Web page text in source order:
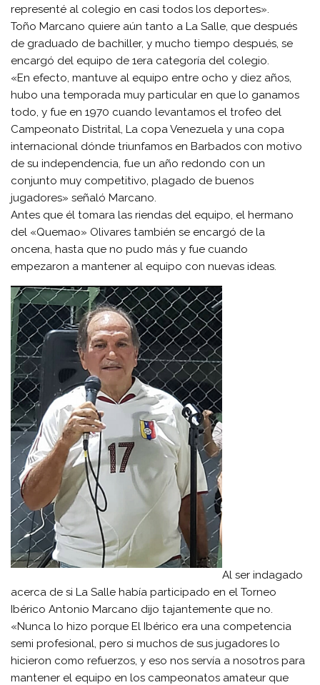
representé al colegio en casi todos los deportes».
Toño Marcano quiere aún tanto a La Salle, que después
de graduado de bachiller, y mucho tiempo después, se
encargó del equipo de 1era categoría del colegio.
«En efecto, mantuve al equipo entre ocho y diez años,
hubo una temporada muy particular en que lo ganamos
todo, y fue en 1970 cuando levantamos el trofeo del
Campeonato Distrital, La copa Venezuela y una copa
internacional dónde triunfamos en Barbados con motivo
de su independencia, fue un año redondo con un
conjunto muy competitivo, plagado de buenos
jugadores» señaló Marcano.
Antes que él tomara las riendas del equipo, el hermano
del «Quemao» Olivares también se encargó de la
oncena, hasta que no pudo más y fue cuando
empezaron a mantener al equipo con nuevas ideas.
Al ser indagado
acerca de si La Salle había participado en el Torneo
Ibérico Antonio Marcano dijo tajantemente que no.
«Nunca lo hizo porque El Ibérico era una competencia
semi profesional, pero si muchos de sus jugadores lo
hicieron como refuerzos, y eso nos servía a nosotros para
mantener el equipo en los campeonatos amateur que